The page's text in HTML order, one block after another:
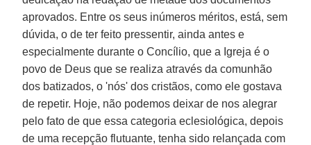
aprovados. Entre os seus inúmeros méritos, está, sem
dúvida, o de ter feito pressentir, ainda antes e
especialmente durante o Concílio, que a Igreja é o
povo de Deus que se realiza através da comunhão
dos batizados, o 'nós' dos cristãos, como ele gostava
de repetir. Hoje, não podemos deixar de nos alegrar
pelo fato de que essa categoria eclesiológica, depois
de uma recepção flutuante, tenha sido relançada com